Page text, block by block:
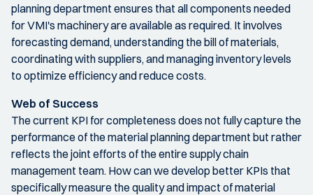
planning department ensures that all components needed
for VMI's machinery are available as required. It involves
forecasting demand, understanding the bill of materials,
coordinating with suppliers, and managing inventory levels
to optimize efficiency and reduce costs.
Web of Success
The current KPI for completeness does not fully capture the
performance of the material planning department but rather
reflects the joint efforts of the entire supply chain
management team. How can we develop better KPIs that
specifically measure the quality and impact of material